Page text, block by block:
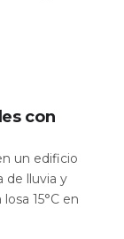
con
un edificio
de lluvia y
15°C en